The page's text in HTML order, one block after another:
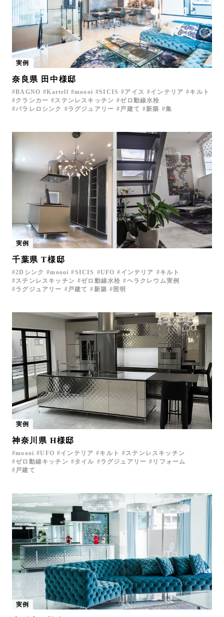
実例
奈良県 田中様邸
BAGNO Kartell moooi SICIS アイス インテリア
キルト
クランカー
ステンレスキッチン
ゼロ動線水栓
パラレロシンク
ラグジュアリー 戸建て 新築 集
実例
千葉県 T様邸
2Dシンク moooi SICIS UFO インテリア
キルト
ステンレスキッチン
ゼロ動線水栓
ヘラクレウム実例
ラグジュアリー
戸建て 新築 照明
実例
神奈川県 H様邸
moooi UFO インテリア キルト
ステンレスキッチン
ゼロ動線キッチン
タイル ラグジュアリー
リフォーム
戸建て
実例